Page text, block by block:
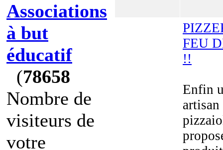
Associations
à but
éducatif
(78658
Nombre de
visiteurs de
votre
FEU
!!
Enfin
artisan